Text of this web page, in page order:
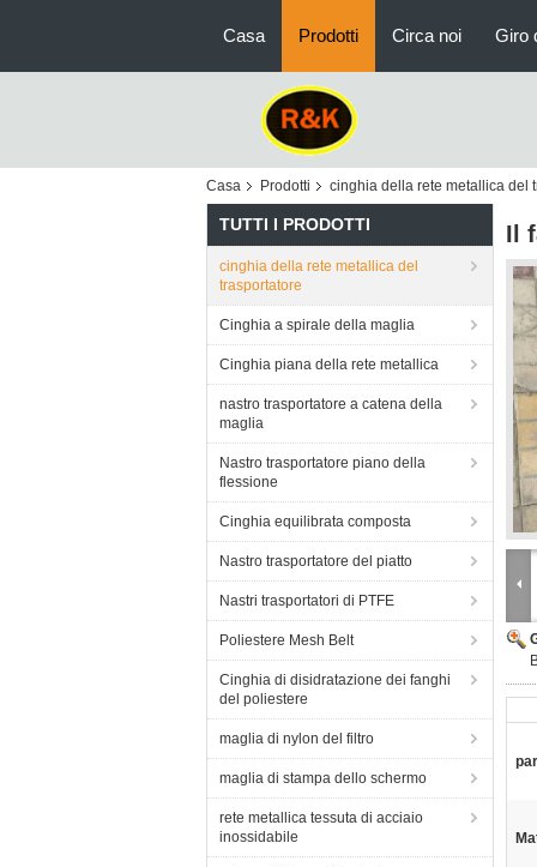
Casa Prodotti Circa noi Giro
Casa Prodotti cinghia della rete metallica del
TUTTI I PRODOTTI
cinghia della rete metallica del
trasportatore
Cinghia a spirale della maglia
Cinghia piana della rete metallica
nastro trasportatore a catena della
maglia
Nastro trasportatore piano della
flessione
Cinghia equilibrata composta
Nastro trasportatore del piatto
Nastri trasportatori di PTFE
Poliestere Mesh Belt
Cinghia di disidratazione dei fanghi
del poliestere
maglia di nylon del filtro
maglia di stampa dello schermo
rete metallica tessuta di acciaio
inossidabile
Il